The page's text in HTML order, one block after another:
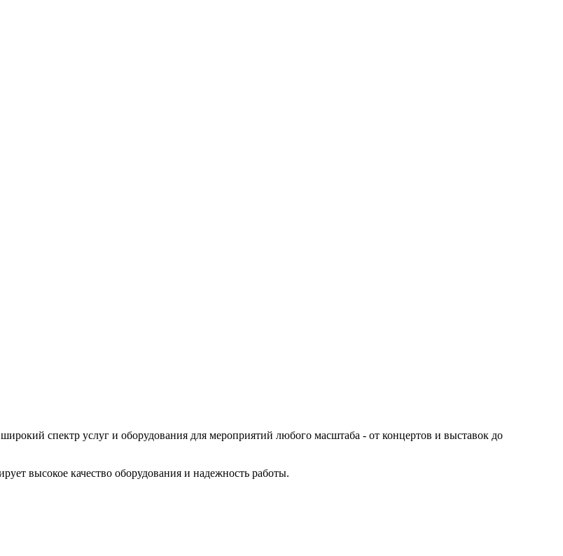
спектр услуг и оборудования для мероприятий любого масштаба - от концертов и выставок до
высокое качество оборудования и надежность работы.